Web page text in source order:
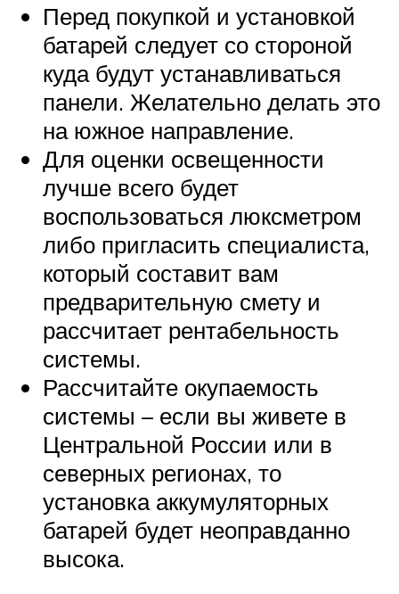
Перед покупкой и установкой
батарей следует со стороной
куда будут устанавливаться
панели. Желательно делать это
на южное направление.
Для оценки освещенности
лучше всего будет
воспользоваться люксметром
либо пригласить специалиста,
который составит вам
предварительную смету и
рассчитает рентабельность
системы.
Рассчитайте окупаемость
системы – если вы живете в
Центральной России или в
северных регионах, то
установка аккумуляторных
батарей будет неоправданно
высока.